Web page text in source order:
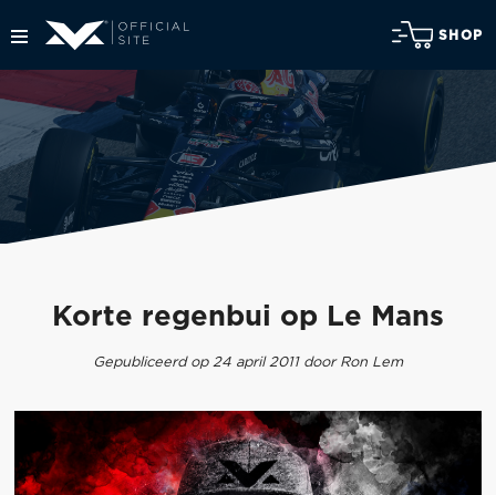
SHOP
Korte regenbui op Le Mans
Gepubliceerd op 24 april 2011 door Ron Lem